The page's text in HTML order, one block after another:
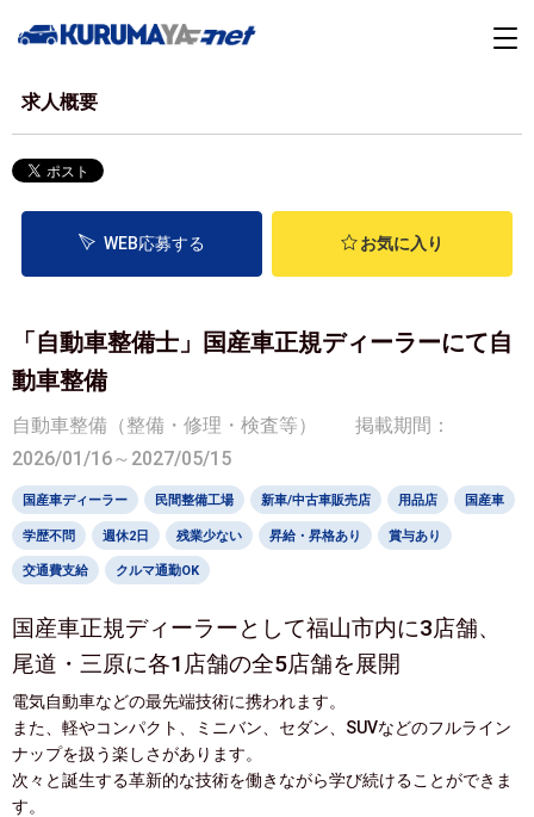
求人概要
WEB応募する お気に入り
「自動車整備士」国産車正規ディーラーにて自
動車整備
自動車整備（整備・修理・検査等）
掲載期間：
2026/01/16～2027/05/15
国産車ディーラー 民間整備工場 新車/中古車販売店 用品店 国産車
学歴不問 週休2日 残業少ない 昇給・昇格あり 賞与あり
交通費支給 クルマ通勤OK
国産車正規ディーラーとして福山市内に3店舗、
尾道・三原に各1店舗の全5店舗を展開
電気自動車などの最先端技術に携われます。
また、軽やコンパクト、ミニバン、セダン、SUVなどのフルライン
ナップを扱う楽しさがあります。
次々と誕生する革新的な技術を働きながら学び続けることができま
す。